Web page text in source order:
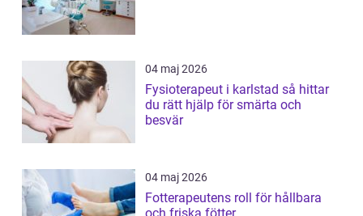
04 maj 2026
Fysioterapeut i karlstad så hittar
du rätt hjälp för smärta och
besvär
04 maj 2026
Fotterapeutens roll för hållbara